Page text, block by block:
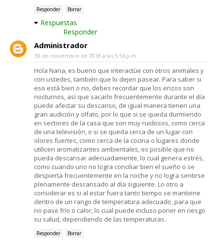
Responder Borrar
Respuestas
Responder
Administrador
30 de noviembre de 2018 a las 5:56 p.m.
Hola Nana, es bueno que interactúe con otros animales y
con ustedes, también que lo dejen pasear. Para saber si
eso está bien o no, debes recordar que los erizos son
nocturnos, así que sacarlo frecuentemente durante el día
puede afectar su descanso, de igual manera tienen una
gran audición y olfato, por lo que si se queda durmiendo
en sectores de la casa que son muy ruidosos, como cerca
de una televisión, o si se queda cerca de un lugar con
olores fuertes, como cerca de la cocina o lugares donde
utilicen aromatizantes ambientales, es posible que no
pueda descansar adecuadamente, lo cual genera estrés,
como cuando uno no logra conciliar bien el sueño o se
despierta frecuentemente en la noche y no logra sentirse
plenamente descansado al día siguiente. Lo otro a
considerar es si al estar fuera tanto tiempo se mantiene
dentro de un rango de temperatura adecuado, para que
no pase frío o calor, lo cual puede incluso poner en riesgo
su salud, dependiendo de las temperaturas.
Responder Borrar